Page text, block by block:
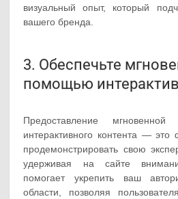
визуальный опыт, который
вашего бренда.
3. Обеспечьте
помощью
Предоставление мгновенной
интерактивного контента — это
продемонстрировать свою
удерживая на сайте
помогает укрепить ваш
области, позволяя